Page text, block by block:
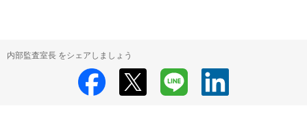
内部監査室長 をシェアしましょう